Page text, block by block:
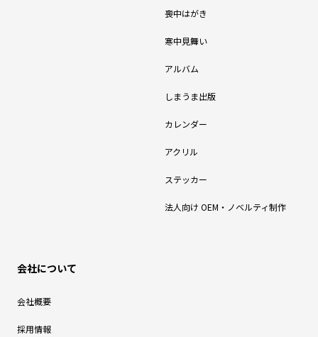
喪中はがき
寒中見舞い
アルバム
しまうま出版
カレンダー
アクリル
ステッカー
法人向け OEM・ノベルティ制作
会社について
会社概要
採用情報